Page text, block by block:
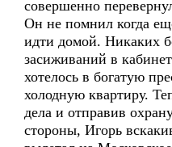
совершенно
Он не помнил когда
идти домой. Никаких
засиживаний в
хотелось в богатую
холодную квартиру.
дела и отправив
стороны, Игорь